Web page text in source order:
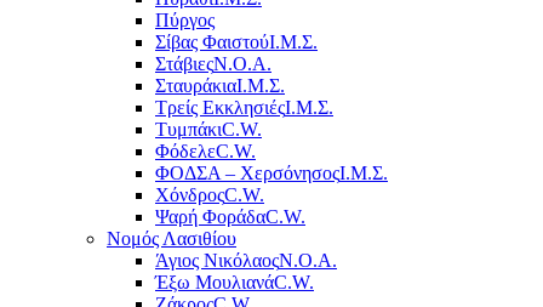
Πύργος
Σίβας ΦαιστούΙ.Μ.Σ.
ΣτάβιεςΝ.Ο.Α.
ΣταυράκιαΙ.Μ.Σ.
Τρείς ΕκκλησιέςΙ.Μ.Σ.
ΤυμπάκιC.W.
ΦόδελεC.W.
ΦΟΔΣΑ – ΧερσόνησοςΙ.Μ.Σ.
ΧόνδροςC.W.
Ψαρή ΦοράδαC.W.
Νομός Λασιθίου
Άγιος ΝικόλαοςΝ.Ο.Α.
Έξω ΜουλιανάC.W.